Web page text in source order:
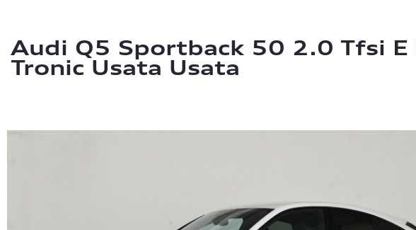
Audi Q5 Sportback 50 2.0 Tfsi E
Tronic Usata Usata